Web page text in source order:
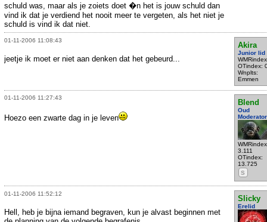
schuld was, maar als je zoiets doet �n het is jouw schuld dan
vind ik dat je verdiend het nooit meer te vergeten, als het niet je
schuld is vind ik dat niet.
01-11-2006 11:08:43
Akira
Junior lid
OTindex:
Wnplts:
Emmen
jeetje ik moet er niet aan denken dat het gebeurd...
01-11-2006 11:27:43
Blend
Oud
Moderator
3.111
OTindex:
13.725
S
Hoezo een zwarte dag in je leven
01-11-2006 11:52:12
Slicky
Erelid
Hell, heb je bijna iemand begraven, kun je alvast beginnen met